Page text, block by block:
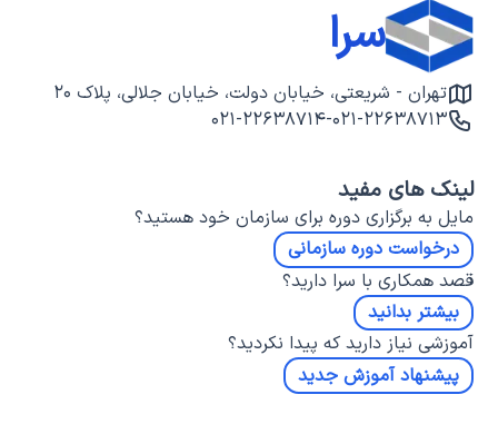
سرا
تهران - شریعتی، خیابان دولت، خیابان جلالی، پلاک ۲۰
۰۲۱-۲۲۶۳۸۷۱۳-۰۲۱-۲۲۶۳۸۷۱۴
لینک های مفید
مایل به برگزاری دوره برای سازمان خود هستید؟
درخواست دوره سازمانی
قصد همکاری با سرا دارید؟
بیشتر بدانید
آموزشی نیاز دارید که پیدا نکردید؟
پیشنهاد آموزش جدید